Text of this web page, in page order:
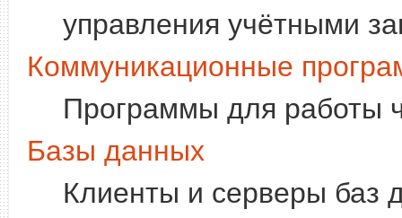
управления учётными
Коммуникационные
Программы для работы
Базы данных
Клиенты и серверы баз